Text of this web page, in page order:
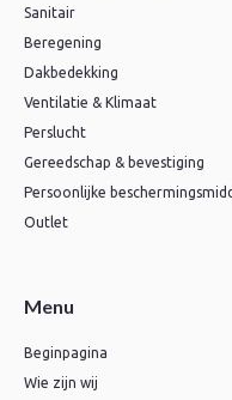
Sanitair
Beregening
Dakbedekking
Ventilatie & Klimaat
Perslucht
Gereedschap & bevestiging
Persoonlijke
Outlet
Menu
Beginpagina
Wie zijn wij